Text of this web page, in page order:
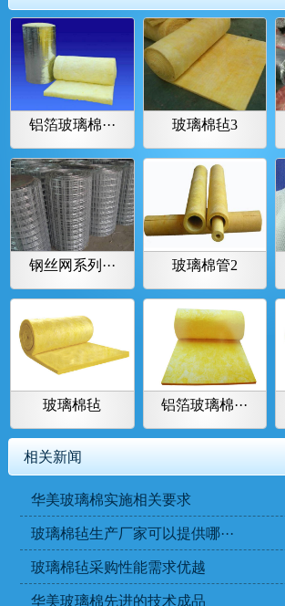
铝箔玻璃棉··· 玻璃棉毡3
钢丝网系列··· 玻璃棉管2
玻璃棉毡 铝箔玻璃棉···
相关新闻
华美玻璃棉实施相关要求
玻璃棉毡生产厂家可以提供哪···
玻璃棉毡采购性能需求优越
华美玻璃棉先进的技术成品